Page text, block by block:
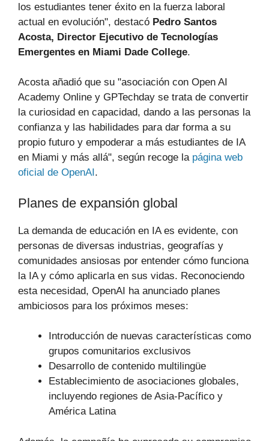
los estudiantes tener éxito en la fuerza laboral
actual en evolución", destacó Pedro Santos
Acosta, Director Ejecutivo de Tecnologías
Emergentes en Miami Dade College.
Acosta añadió que su "asociación con Open AI
Academy Online y GPTechday se trata de convertir
la curiosidad en capacidad, dando a las personas la
confianza y las habilidades para dar forma a su
propio futuro y empoderar a más estudiantes de IA
en Miami y más allá", según recoge la página web
oficial de OpenAI.
Planes de expansión global
La demanda de educación en IA es evidente, con
personas de diversas industrias, geografías y
comunidades ansiosas por entender cómo funciona
la IA y cómo aplicarla en sus vidas. Reconociendo
esta necesidad, OpenAI ha anunciado planes
ambiciosos para los próximos meses:
Introducción de nuevas características como
grupos comunitarios exclusivos
Desarrollo de contenido multilingüe
Establecimiento de asociaciones globales,
incluyendo regiones de Asia-Pacífico y
América Latina